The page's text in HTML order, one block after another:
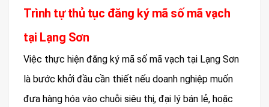
Trình tự thủ tục đăng ký mã số mã vạch
tại Lạng Sơn
Việc thực hiện đăng ký mã số mã vạch tại Lạng Sơn
là bước khởi đầu cần thiết nếu doanh nghiệp muốn
đưa hàng hóa vào chuỗi siêu thị, đại lý bán lẻ, hoặc